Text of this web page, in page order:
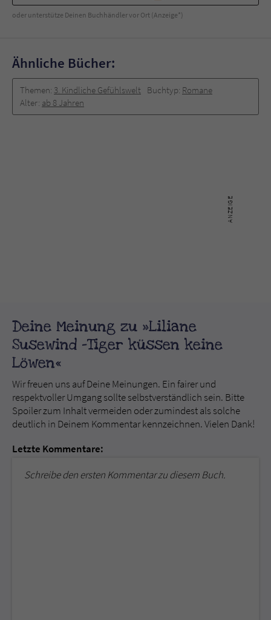
oder unterstütze Deinen Buchhändler vor Ort (Anzeige*)
Ähnliche Bücher:
Themen: 3. Kindliche Gefühlswelt Buchtyp: Romane
Alter: ab 8 Jahren
Deine Meinung zu »Liliane
Susewind -Tiger küssen keine
Löwen«
Wir freuen uns auf Deine Meinungen. Ein fairer und
respektvoller Umgang sollte selbstverständlich sein. Bitte
Spoiler zum Inhalt vermeiden oder zumindest als solche
deutlich in Deinem Kommentar kennzeichnen. Vielen Dank!
Letzte Kommentare:
Schreibe den ersten Kommentar zu diesem Buch.